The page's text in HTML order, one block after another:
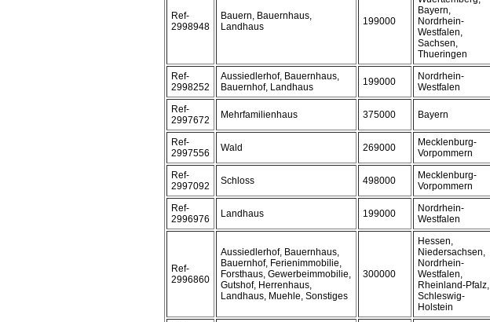
Ref-
2998948
Bauern, Bauernhaus,
Landhaus
199000
Bayern,
Nordrhein-
Westfalen,
Sachsen,
Thueringen
Ref-
2998252
Aussiedlerhof, Bauernhaus,
Bauernhof, Landhaus
199000
Nordrhein-
Westfalen
Ref-
2997672
Mehrfamilienhaus 375000 Bayern
Ref-
2997556
Wald 269000
Mecklenburg-
Vorpommern
Ref-
2997092
Schloss 498000
Mecklenburg-
Vorpommern
Ref-
2996976
Landhaus 199000
Nordrhein-
Westfalen
Ref-
2996860
Aussiedlerhof, Bauernhaus,
Bauernhof, Ferienimmobilie,
Forsthaus, Gewerbeimmobilie,
Gutshof, Herrenhaus,
Landhaus, Muehle, Sonstiges
300000
Hessen,
Niedersachsen,
Nordrhein-
Westfalen,
Rheinland-Pfalz,
Schleswig-
Holstein